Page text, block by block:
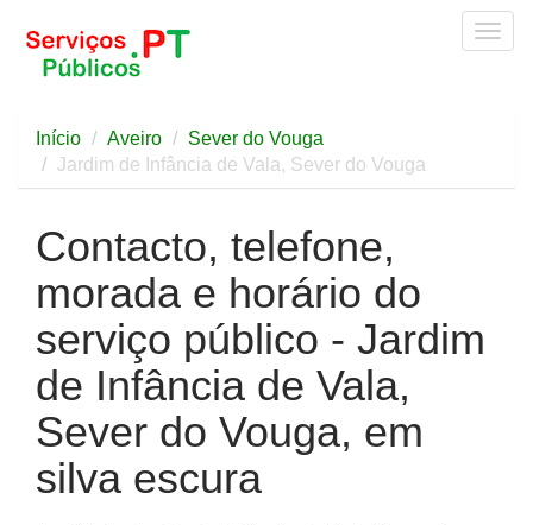
Início Aveiro
Sever do Vouga
Jardim de Infância de Vala, Sever do Vouga
Contacto, telefone,
morada e horário do
serviço público - Jardim
de Infância de Vala,
Sever do Vouga, em
silva escura